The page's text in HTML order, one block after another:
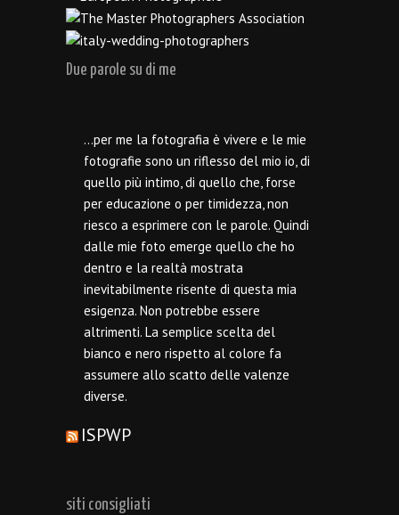
Due parole su di me
…per me la fotografia è vivere e le mie
fotografie sono un riflesso del mio io, di
quello più intimo, di quello che, forse
per educazione o per timidezza, non
riesco a esprimere con le parole. Quindi
dalle mie foto emerge quello che ho
dentro e la realtà mostrata
inevitabilmente risente di questa mia
esigenza. Non potrebbe essere
altrimenti. La semplice scelta del
bianco e nero rispetto al colore fa
assumere allo scatto delle valenze
diverse.
ISPWP
siti consigliati